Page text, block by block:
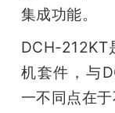
集成功能。
DCH-212KT
机套件，与
一不同点在于